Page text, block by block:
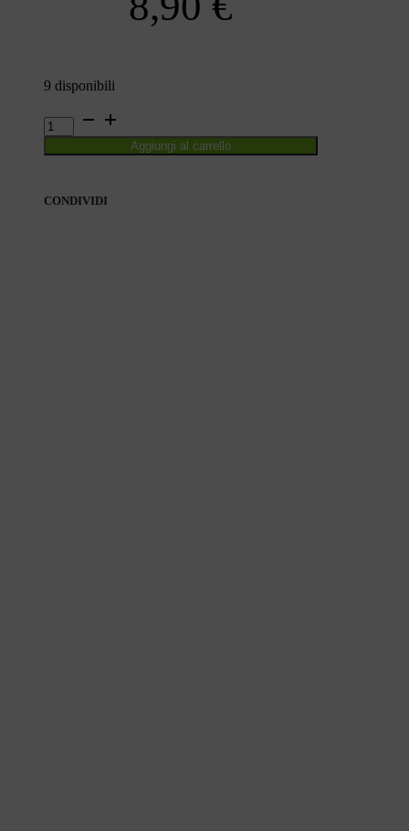
9 disponibili
INCHIOSTRO
DI
Aggiungi al carrello
CONDIVIDI